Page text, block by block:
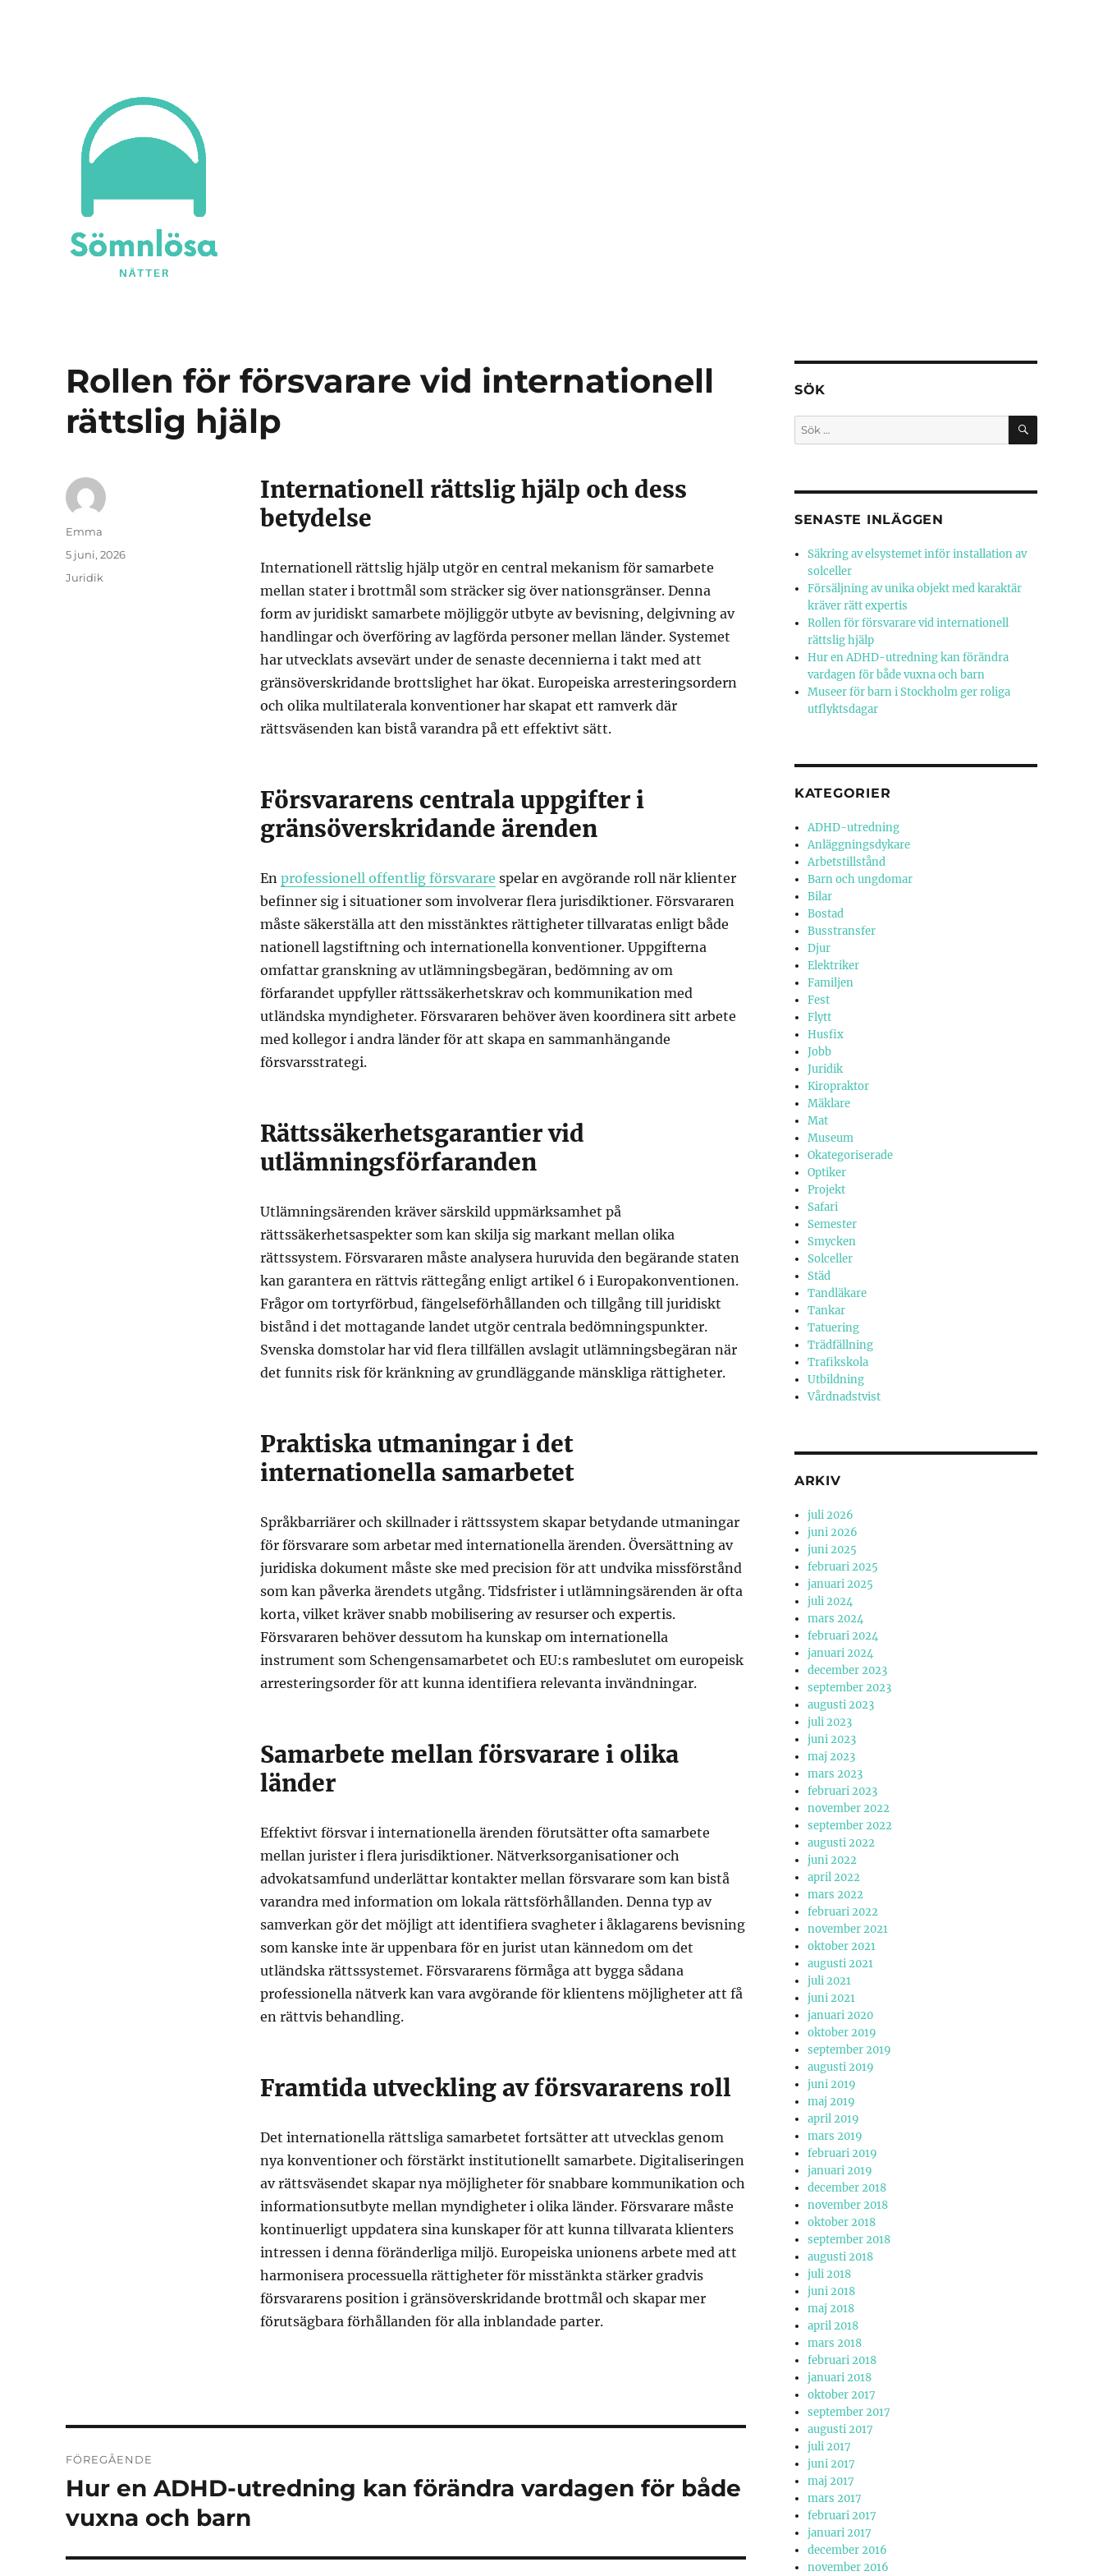
Rollen för försvarare vid internationell
rättslig hjälp
Internationell rättslig hjälp och dess
betydelse
Internationell rättslig hjälp utgör en central mekanism för samarbete
mellan stater i brottmål som sträcker sig över nationsgränser. Denna
form av juridiskt samarbete möjliggör utbyte av bevisning, delgivning av
handlingar och överföring av lagförda personer mellan länder. Systemet
har utvecklats avsevärt under de senaste decennierna i takt med att
gränsöverskridande brottslighet har ökat. Europeiska arresteringsordern
och olika multilaterala konventioner har skapat ett ramverk där
rättsväsenden kan bistå varandra på ett effektivt sätt.
Försvararens centrala uppgifter i
gränsöverskridande ärenden
En professionell offentlig försvarare spelar en avgörande roll när klienter
befinner sig i situationer som involverar flera jurisdiktioner. Försvararen
måste säkerställa att den misstänktes rättigheter tillvaratas enligt både
nationell lagstiftning och internationella konventioner. Uppgifterna
omfattar granskning av utlämningsbegäran, bedömning av om
förfarandet uppfyller rättssäkerhetskrav och kommunikation med
utländska myndigheter. Försvararen behöver även koordinera sitt arbete
med kollegor i andra länder för att skapa en sammanhängande
försvarsstrategi.
Rättssäkerhetsgarantier vid
utlämningsförfaranden
Utlämningsärenden kräver särskild uppmärksamhet på
rättssäkerhetsaspekter som kan skilja sig markant mellan olika
rättssystem. Försvararen måste analysera huruvida den begärande staten
kan garantera en rättvis rättegång enligt artikel 6 i Europakonventionen.
Frågor om tortyrförbud, fängelseförhållanden och tillgång till juridiskt
bistånd i det mottagande landet utgör centrala bedömningspunkter.
Svenska domstolar har vid flera tillfällen avslagit utlämningsbegäran när
det funnits risk för kränkning av grundläggande mänskliga rättigheter.
Praktiska utmaningar i det
internationella samarbetet
Språkbarriärer och skillnader i rättssystem skapar betydande utmaningar
för försvarare som arbetar med internationella ärenden. Översättning av
juridiska dokument måste ske med precision för att undvika missförstånd
som kan påverka ärendets utgång. Tidsfrister i utlämningsärenden är ofta
korta, vilket kräver snabb mobilisering av resurser och expertis.
Försvararen behöver dessutom ha kunskap om internationella
instrument som Schengensamarbetet och EU:s rambeslutet om europeisk
arresteringsorder för att kunna identifiera relevanta invändningar.
Samarbete mellan försvarare i olika
länder
Effektivt försvar i internationella ärenden förutsätter ofta samarbete
mellan jurister i flera jurisdiktioner. Nätverksorganisationer och
advokatsamfund underlättar kontakter mellan försvarare som kan bistå
varandra med information om lokala rättsförhållanden. Denna typ av
samverkan gör det möjligt att identifiera svagheter i åklagarens bevisning
som kanske inte är uppenbara för en jurist utan kännedom om det
utländska rättssystemet. Försvararens förmåga att bygga sådana
professionella nätverk kan vara avgörande för klientens möjligheter att få
en rättvis behandling.
Framtida utveckling av försvararens roll
Det internationella rättsliga samarbetet fortsätter att utvecklas genom
nya konventioner och förstärkt institutionellt samarbete. Digitaliseringen
av rättsväsendet skapar nya möjligheter för snabbare kommunikation och
informationsutbyte mellan myndigheter i olika länder. Försvarare måste
kontinuerligt uppdatera sina kunskaper för att kunna tillvarata klienters
intressen i denna föränderliga miljö. Europeiska unionens arbete med att
harmonisera processuella rättigheter för misstänkta stärker gradvis
försvararens position i gränsöverskridande brottmål och skapar mer
förutsägbara förhållanden för alla inblandade parter.
Författare
Emma
Publicerat
den
5 juni, 2026
Kategorier
Juridik
FÖREGÅENDE
Föregående
Hur en ADHD-utredning kan förändra vardagen för både
vuxna och barn
SÖK
Sök
efter:
SÖK
SENASTE INLÄGGEN
Säkring av elsystemet inför installation av
solceller
Försäljning av unika objekt med karaktär
kräver rätt expertis
Rollen för försvarare vid internationell
rättslig hjälp
Hur en ADHD-utredning kan förändra
vardagen för både vuxna och barn
Museer för barn i Stockholm ger roliga
utflyktsdagar
KATEGORIER
ADHD-utredning
Anläggningsdykare
Arbetstillstånd
Barn och ungdomar
Bilar
Bostad
Busstransfer
Djur
Elektriker
Familjen
Fest
Flytt
Husfix
Jobb
Juridik
Kiropraktor
Mäklare
Mat
Museum
Okategoriserade
Optiker
Projekt
Safari
Semester
Smycken
Solceller
Städ
Tandläkare
Tankar
Tatuering
Trädfällning
Trafikskola
Utbildning
Vårdnadstvist
ARKIV
juli 2026
juni 2026
juni 2025
februari 2025
januari 2025
juli 2024
mars 2024
februari 2024
januari 2024
december 2023
september 2023
augusti 2023
juli 2023
juni 2023
maj 2023
mars 2023
februari 2023
november 2022
september 2022
augusti 2022
juni 2022
april 2022
mars 2022
februari 2022
november 2021
oktober 2021
augusti 2021
juli 2021
juni 2021
januari 2020
oktober 2019
september 2019
augusti 2019
juni 2019
maj 2019
april 2019
mars 2019
februari 2019
januari 2019
december 2018
november 2018
oktober 2018
september 2018
augusti 2018
juli 2018
juni 2018
maj 2018
april 2018
mars 2018
februari 2018
januari 2018
oktober 2017
september 2017
augusti 2017
juli 2017
juni 2017
maj 2017
mars 2017
februari 2017
januari 2017
december 2016
november 2016